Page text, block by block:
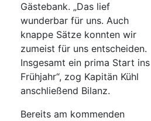
Gästebank. „Das lief
wunderbar für uns. Auch
knappe Sätze konnten wir
zumeist für uns entscheiden.
Insgesamt ein prima Start ins
Frühjahr“, zog Kapitän Kühl
anschließend Bilanz.
Bereits am kommenden